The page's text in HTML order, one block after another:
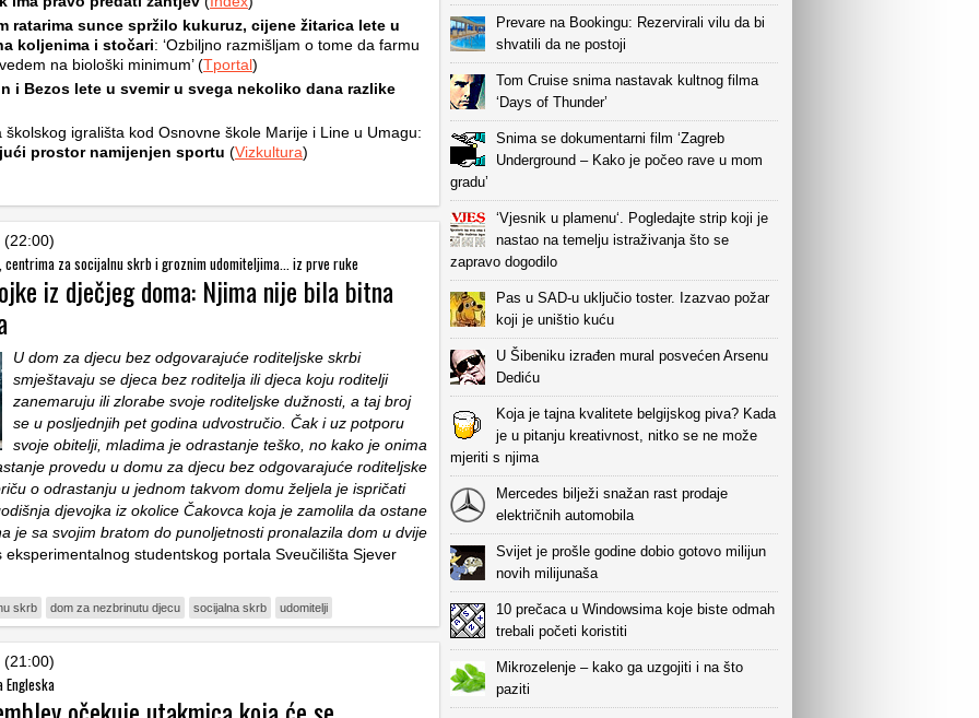
ratarima sunce spržilo kukuruz, cijene žitarica lete u
koljenima i stočari: ‘Ozbiljno razmišljam o tome da farmu
na biološki minimum’ (Tportal)
i Bezos lete u svemir u svega nekoliko dana razlike
školskog igrališta kod Osnovne škole Marije i Line u Umagu:
prostor namijenjen sportu (Vizkultura)
(22:00)
centrima za socijalnu skrb i groznim udomiteljima... iz prve ruke
iz dječjeg doma: Njima nije bila bitna
U dom za djecu bez odgovarajuće roditeljske skrbi
smještavaju se djeca bez roditelja ili djeca koju roditelji
zanemaruju ili zlorabe svoje roditeljske dužnosti, a taj broj
se u posljednjih pet godina udvostručio. Čak i uz potporu
svoje obitelji, mladima je odrastanje teško, no kako je onima
provedu u domu za djecu bez odgovarajuće roditeljske
o odrastanju u jednom takvom domu željela je ispričati
djevojka iz okolice Čakovca koja je zamolila da ostane
je sa svojim bratom do punoljetnosti pronalazila dom u dvije
eksperimentalnog studentskog portala Sveučilišta Sjever
skrb dom za nezbrinutu djecu socijalna skrb udomitelji
(21:00)
Prevare na Bookingu: Rezervirali vilu da bi
shvatili da ne postoji
Tom Cruise snima nastavak kultnog filma
‘Days of Thunder’
Snima se dokumentarni film ‘Zagreb
Underground – Kako je počeo rave u mom
gradu’
‘Vjesnik u plamenu‘. Pogledajte strip koji je
nastao na temelju istraživanja što se
zapravo dogodilo
Pas u SAD-u uključio toster. Izazvao požar
koji je uništio kuću
U Šibeniku izrađen mural posvećen Arsenu
Dediću
Koja je tajna kvalitete belgijskog piva? Kada
je u pitanju kreativnost, nitko se ne može
mjeriti s njima
Mercedes bilježi snažan rast prodaje
električnih automobila
Svijet je prošle godine dobio gotovo milijun
novih milijunaša
10 prečaca u Windowsima koje biste odmah
trebali početi koristiti
Mikrozelenje – kako ga uzgojiti i na što
paziti